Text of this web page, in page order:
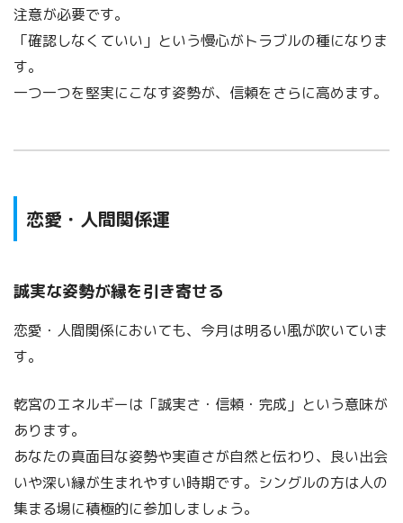
注意が必要です。
「確認しなくていい」という慢心がトラブルの種になりま
す。
一つ一つを堅実にこなす姿勢が、信頼をさらに高めます。
恋愛・人間関係運
誠実な姿勢が縁を引き寄せる
恋愛・人間関係においても、今月は明るい風が吹いていま
す。
乾宮のエネルギーは「誠実さ・信頼・完成」という意味が
あります。
あなたの真面目な姿勢や実直さが自然と伝わり、良い出会
いや深い縁が生まれやすい時期です。シングルの方は人の
集まる場に積極的に参加しましょう。